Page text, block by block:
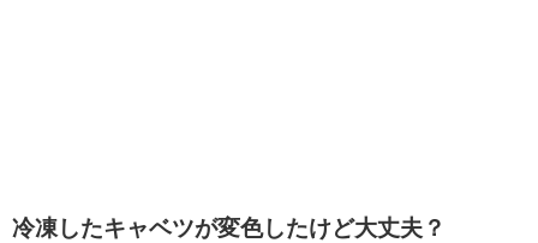
冷凍したキャベツが変色したけど大丈夫？